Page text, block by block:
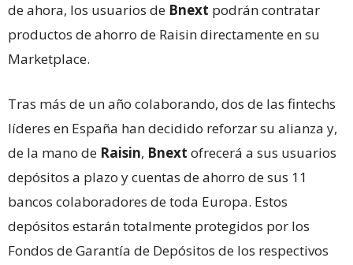
de ahora, los usuarios de Bnext podrán contratar
productos de ahorro de Raisin directamente en su
Marketplace.
Tras más de un año colaborando, dos de las fintechs
líderes en España han decidido reforzar su alianza y,
de la mano de Raisin, Bnext ofrecerá a sus usuarios
depósitos a plazo y cuentas de ahorro de sus 11
bancos colaboradores de toda Europa. Estos
depósitos estarán totalmente protegidos por los
Fondos de Garantía de Depósitos de los respectivos